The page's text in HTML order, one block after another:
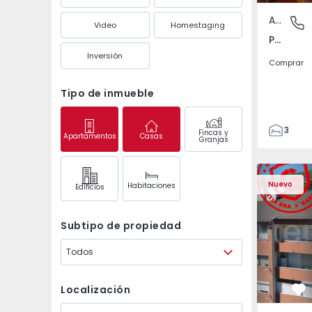
Video Homestaging
Inversión
Tipo de inmueble
Apartamentos Casas Fincas y
Granjas
Edifícios Habitaciones
Subtipo de propiedad
Todos
Localización
Póvoa
Apartamento
Póvoa de Varzim, Beiriz e Argivai, Porto
Comprar
3
138
153
2
Nuevo
Apartamento T2